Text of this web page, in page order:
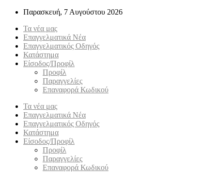
Παρασκευή, 7 Αυγούστου 2026
Τα νέα μας
Επαγγελματικά Νέα
Επαγγελματικός Οδηγός
Κατάστημα
Είσοδος/Προφίλ
Προφίλ
Παραγγελίες
Επαναφορά Κωδικού
Τα νέα μας
Επαγγελματικά Νέα
Επαγγελματικός Οδηγός
Κατάστημα
Είσοδος/Προφίλ
Προφίλ
Παραγγελίες
Επαναφορά Κωδικού